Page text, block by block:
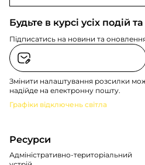
Будьте в курсі усіх подій
Підписатись на новини та
Змінити налаштування розсилки
надійде на електронну пошту.
Графіки відключень світла
Ресурси
Адміністративно-територіальний